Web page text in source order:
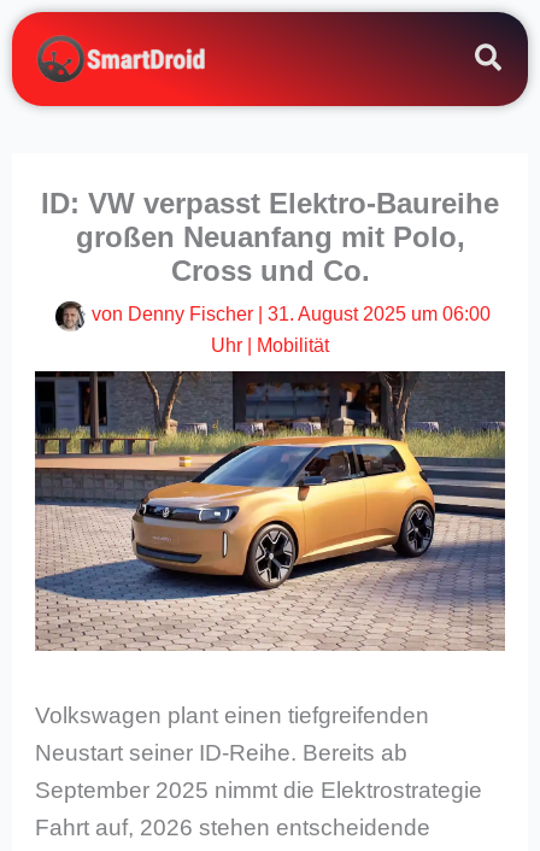
Zum
Inhalt
springen
ID: VW verpasst Elektro-Baureihe
großen Neuanfang mit Polo,
Cross und Co.
von Denny Fischer
31. August 2025 um 06:00
Uhr
Mobilität
Volkswagen plant einen tiefgreifenden
Neustart seiner ID-Reihe. Bereits ab
September 2025 nimmt die Elektrostrategie
Fahrt auf, 2026 stehen entscheidende